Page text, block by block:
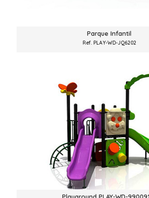
Parque Infantil
Ref. PLAY-WD-JQ6202